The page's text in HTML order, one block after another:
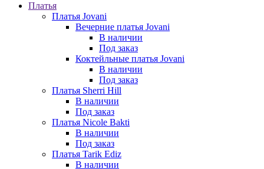
Платья
Платья Jovani
Вечерние платья Jovani
В наличии
Под заказ
Коктейльные платья Jovani
В наличии
Под заказ
Платья Sherri Hill
В наличии
Под заказ
Платья Nicole Bakti
В наличии
Под заказ
Платья Tarik Ediz
В наличии